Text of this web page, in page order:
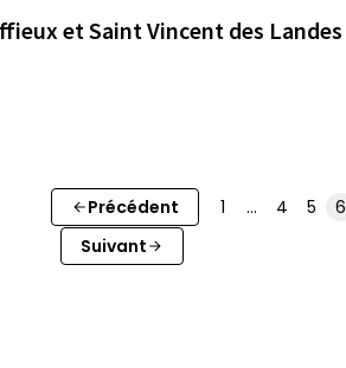
et Saint Vincent des Landes
Précédent 1 … 4 5 6
Suivant